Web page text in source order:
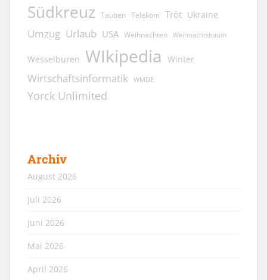
Südkreuz Tauben Telekom Tröt Ukraine
Umzug Urlaub USA Weihnachten Weihnachtsbaum
Wesselburen WIkipedia Winter
Wirtschaftsinformatik WMDE
Yorck Unlimited
Archiv
August 2026
Juli 2026
Juni 2026
Mai 2026
April 2026